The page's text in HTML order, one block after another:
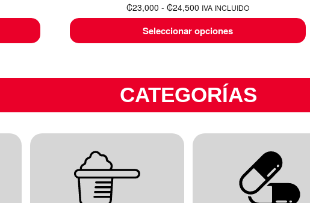
₡23,000 - ₡24,500 IVA INCLUIDO
Seleccionar opciones
CATEGORÍAS